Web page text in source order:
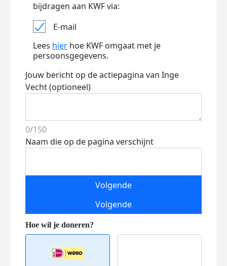
bijdragen aan KWF via:
E-mail
Lees hier hoe KWF omgaat met je
persoonsgegevens.
Jouw bericht op de actiepagina van Inge
Vecht (optioneel)
0/150
Naam die op de pagina verschijnt
Volgende
Volgende